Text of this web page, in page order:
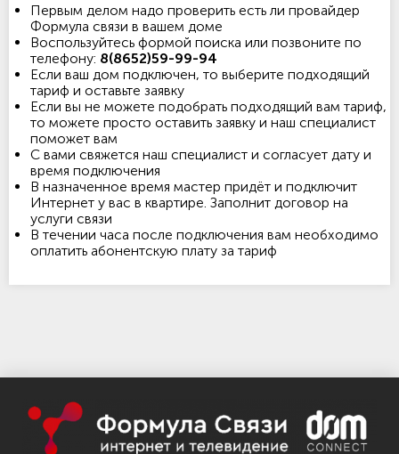
Первым делом надо проверить есть ли провайдер
Формула связи в вашем доме
Воспользуйтесь формой поиска или позвоните по
телефону: 8(8652)59-99-94
Если ваш дом подключен, то выберите подходящий
тариф и оставьте заявку
Если вы не можете подобрать подходящий вам тариф,
то можете просто оставить заявку и наш специалист
поможет вам
С вами свяжется наш специалист и согласует дату и
время подключения
В назначенное время мастер придёт и подключит
Интернет у вас в квартире. Заполнит договор на
услуги связи
В течении часа после подключения вам необходимо
оплатить абонентскую плату за тариф